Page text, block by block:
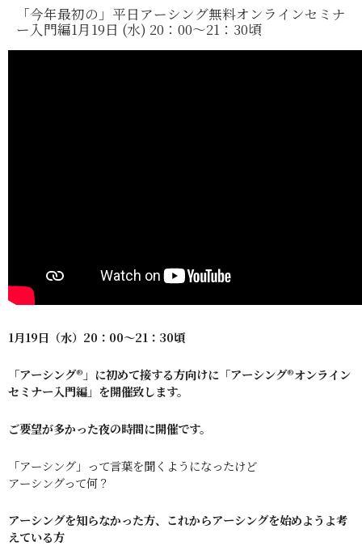
「今年最初の」平日アーシング無料オンラインセミナ
ー入門編1月19日 (水) 20：00～21：30頃
1月19日（水）20：00～21：30頃
「アーシング®︎」に初めて接する方向けに「アーシング®︎オンライン
セミナー入門編」を開催致します。
ご要望が多かった夜の時間に開催です。
「アーシング」って言葉を聞くようになったけど
アーシングって何？
アーシングを知らなかった方、これからアーシングを始めようよ考
えている方